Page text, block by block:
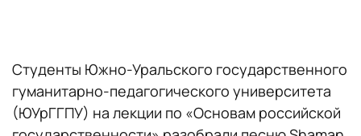
Студенты Южно-Уральского государственного
гуманитарно-педагогического университета
(ЮУрГГПУ) на лекции по «Основам российской